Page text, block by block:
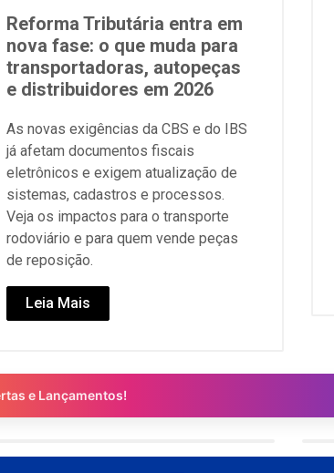
Reforma Tributária entra em
nova fase: o que muda para
transportadoras, autopeças
e distribuidores em 2026
As novas exigências da CBS e do IBS
já afetam documentos fiscais
eletrônicos e exigem atualização de
sistemas, cadastros e processos.
Veja os impactos para o transporte
rodoviário e para quem vende peças
de reposição.
Leia Mais
e Lançamentos!